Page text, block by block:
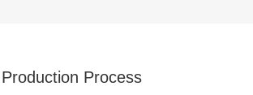
Production Process